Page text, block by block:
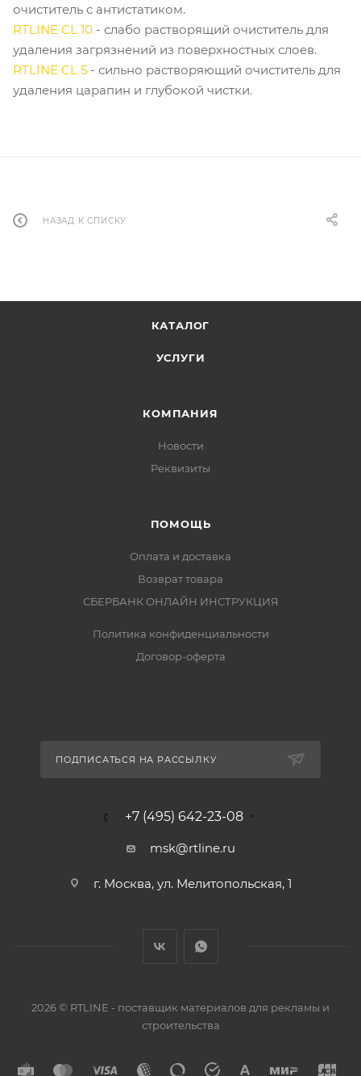
очиститель с антистатиком.
RTLINE CL 10 - слабо растворящий очиститель для
удаления загрязнений из поверхностных слоев.
RTLINE CL 5 - сильно растворяющий очиститель для
удаления царапин и глубокой чистки.
НАЗАД К СПИСКУ
КАТАЛОГ
УСЛУГИ
КОМПАНИЯ
Новости
Реквизиты
ПОМОЩЬ
Оплата и доставка
Возврат товара
СБЕРБАНК ОНЛАЙН ИНСТРУКЦИЯ
Политика конфиденциальности
Договор-оферта
ПОДПИСАТЬСЯ НА РАССЫЛКУ
+7 (495) 642-23-08
msk@rtline.ru
г. Москва, ул. Мелитопольская, 1
2026 © RTLINE - поставщик материалов для рекламы и
строительства